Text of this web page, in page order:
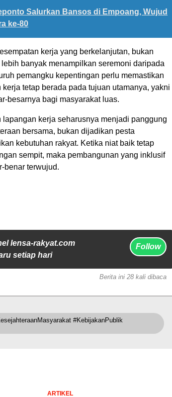
Salurkan Bansos di Empoang, Wujud
ke-80
kerja yang berkelanjutan, bukan
banyak menampilkan seremoni daripada
pemangku kepentingan perlu memastikan
tetap berada pada tujuan utamanya, yakni
besarnya bagi masyarakat luas.
lapangan kerja seharusnya menjadi panggung
bersama, bukan dijadikan pesta
kebutuhan rakyat. Ketika niat baik tetap
sempit, maka pembangunan yang inklusif
benar terwujud.
lensa-rakyat.com
setiap hari
Follow
Berita ini 28 kali dibaca
#KebijakanPublik
ARTIKEL